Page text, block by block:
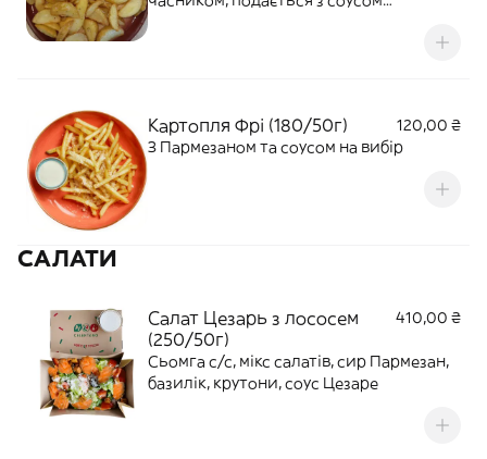
Картопля Фрі (180/50г)
120,00 ₴
З Пармезаном та соусом на вибір
САЛАТИ
Салат Цезарь з лососем
(250/50г)
410,00 ₴
Сьомга с/с, мікс салатів, сир Пармезан,
базилік, крутони, соус Цезаре